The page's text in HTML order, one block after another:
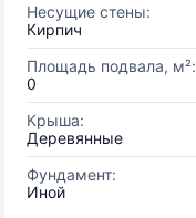
Несущие стены:
Кирпич
Площадь подвала, м²:
0
Крыша:
Деревянные
Фундамент:
Иной